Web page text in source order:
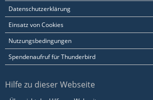
Datenschutzerklärung
Einsatz von Cookies
Nutzungsbedingungen
Spendenaufruf für Thunderbird
Hilfe zu dieser Webseite